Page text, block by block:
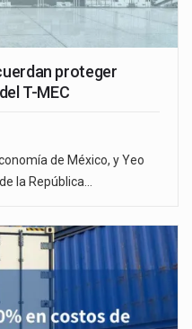
proteger
T-MEC
de México, y Yeo
la República…